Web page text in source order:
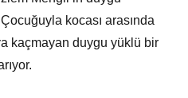
kocası arasında
kaçmayan duygu yüklü bir